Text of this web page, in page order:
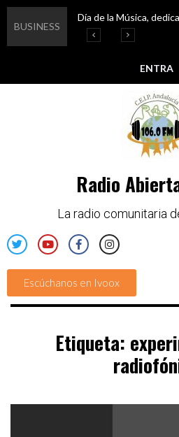
BUSINESS
Día de la Música,
Educar en igualdad,
Igualando al Sur, el
ENTRA
Radio
La radio comunitaria
Escúchanos en Ivoox
Etiqueta: